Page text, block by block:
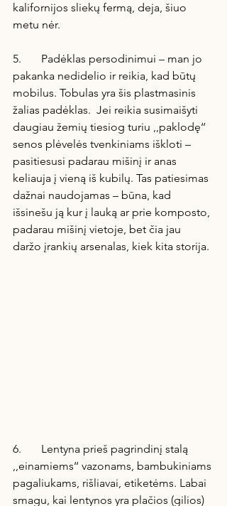
kalifornijos sliekų fermą, deja, šiuo
metu nėr.
5.       Padėklas persodinimui – man jo
pakanka nedidelio ir reikia, kad būtų
mobilus. Tobulas yra šis plastmasinis
žalias padėklas.  Jei reikia susimaišyti
daugiau žemių tiesiog turiu ,,paklodę‘‘
senos plėvelės tvenkiniams iškloti –
pasitiesusi padarau mišinį ir anas
keliauja į vieną iš kubilų. Tas patiesimas
dažnai naudojamas – būna, kad
išsinešu ją kur į lauką ar prie komposto,
padarau mišinį vietoje, bet čia jau
daržo įrankių arsenalas, kiek kita storija.
6.       Lentyna prieš pagrindinį stalą
,,einamiems‘‘ vazonams, bambukiniams
pagaliukams, rišliavai, etiketėms. Labai
smagu, kai lentynos yra plačios (gilios)